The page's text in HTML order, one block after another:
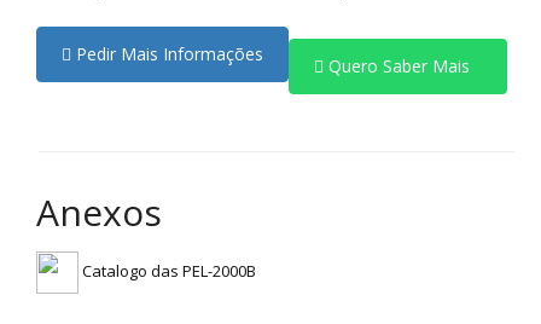
Pedir Mais Informações
Quero Saber Mais
Anexos
Catalogo das PEL-2000B